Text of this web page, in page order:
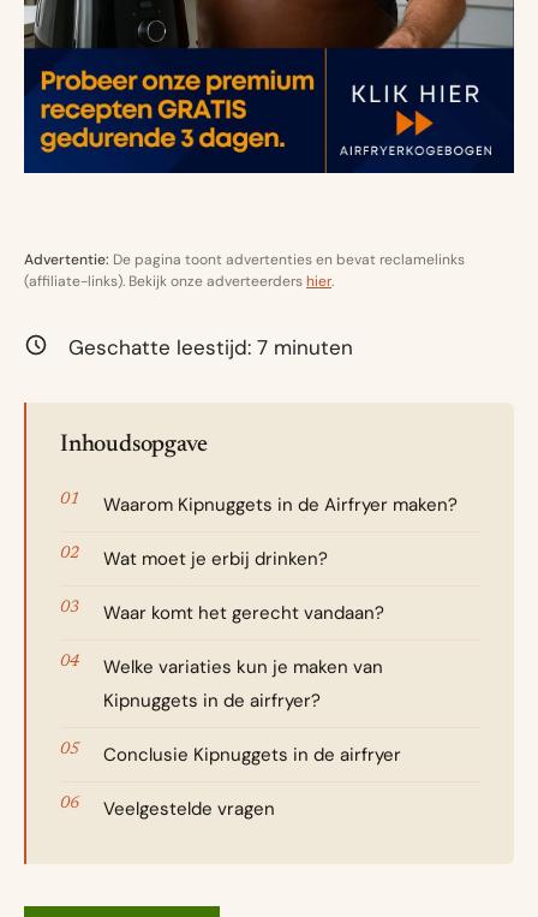
Advertentie: De pagina toont advertenties en bevat reclamelinks
(affiliate-links). Bekijk onze adverteerdershier.
Geschatte leestijd: 7 minuten
Inhoudsopgave
Waarom Kipnuggets in de Airfryer maken?
Wat moet je erbij drinken?
Waar komt het gerecht vandaan?
Welke variaties kun je maken van
Kipnuggets in de airfryer?
Conclusie Kipnuggets in de airfryer
Veelgestelde vragen